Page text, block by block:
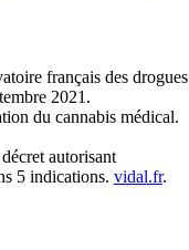
français des drogues
2021.
du cannabis médical.
autorisant
5 indications. vidal.fr.